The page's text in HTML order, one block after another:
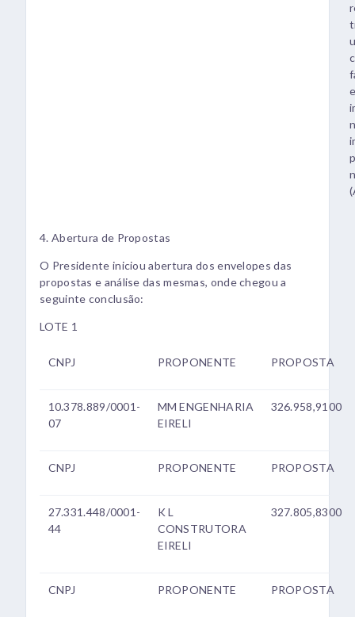
4. Abertura de Propostas
O Presidente iniciou abertura dos envelopes das
propostas e análise das mesmas, onde chegou a
seguinte conclusão:
LOTE 1
CNPJ PROPONENTE PROPOSTA
10.378.889/0001-
07
MM ENGENHARIA
EIRELI
326.958,9100
CNPJ PROPONENTE PROPOSTA
27.331.448/0001-
44
K L
CONSTRUTORA
EIRELI
327.805,8300
CNPJ PROPONENTE PROPOSTA